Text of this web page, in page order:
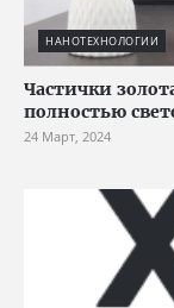
НАНОТЕХНОЛОГИИ
Частички
полностью
24 Март, 2024